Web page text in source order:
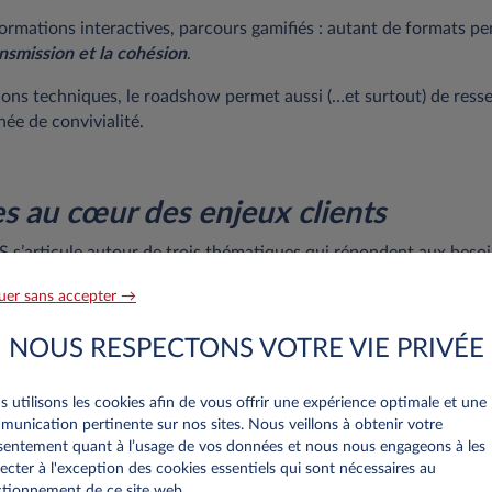
interactives, parcours gamifiés : autant de formats
et la cohésion.
techniques, le roadshow permet aussi (…et surtout) de
de convivialité.
au cœur des enjeux clients
s’articule autour de trois thématiques qui répondent aux
par les clients.
conseiller les clients et utiliser la fiscalité comme levier
complexe et en perpétuelle évolution, devenu incontournable
les entreprises.
services
: permettre aux vendeurs de maîtriser les offres,
qu’elles apportent aux entreprises. De vrais atouts
des clients.
sans accepter →
NOUS RESPECTONS VOTRE VIE PRIVÉE
utilisons les cookies afin de vous offrir une expérience optimale et une
pertinente sur nos sites. Nous veillons à obtenir votre
quant à l’usage de vos données et nous nous engageons à les
à l'exception des cookies essentiels qui sont nécessaires au